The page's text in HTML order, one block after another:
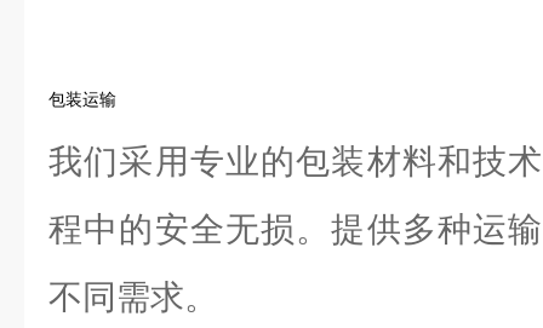
包装运输
我们采用专业的包装材料和技
程中的安全无损。提供多种运
不同需求。